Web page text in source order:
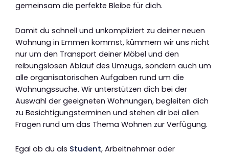
gemeinsam die perfekte Bleibe für dich.
Damit du schnell und unkompliziert zu deiner neuen
Wohnung in Emmen kommst, kümmern wir uns nicht
nur um den Transport deiner Möbel und den
reibungslosen Ablauf des Umzugs, sondern auch um
alle organisatorischen Aufgaben rund um die
Wohnungssuche. Wir unterstützen dich bei der
Auswahl der geeigneten Wohnungen, begleiten dich
zu Besichtigungsterminen und stehen dir bei allen
Fragen rund um das Thema Wohnen zur Verfügung.
Egal ob du als Student, Arbeitnehmer oder